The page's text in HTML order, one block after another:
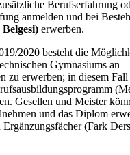
Berufserfahrung
anmelden und bei
erwerben.
2020 besteht die
Gymnasiums an
zu erwerben; in diesem
Gesellen und Meister
und das Diplom
Ergänzungsfächer (Fark